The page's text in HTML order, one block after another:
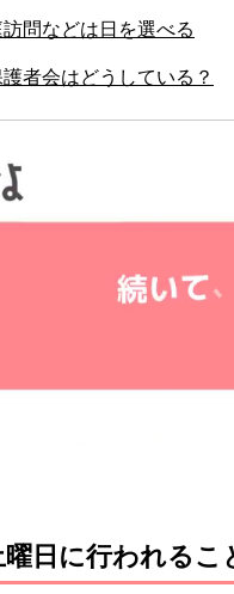
問などは日を選べる
者会はどうしている？
日に行われるこ